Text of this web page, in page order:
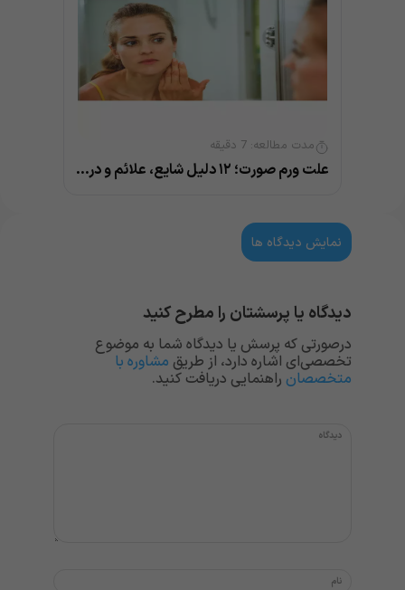
مدت مطالعه: 7 دقیقه
علت ورم صورت؛ ۱۲ دلیل شایع، علائم و درمان
نمایش دیدگاه ها
دیدگاه یا پرسشتان را مطرح کنید
درصورتی که پرسش یا دیدگاه شما به موضوع
تخصصی‌ای اشاره دارد، از طریق مشاوره با
متخصصان راهنمایی دریافت کنید.